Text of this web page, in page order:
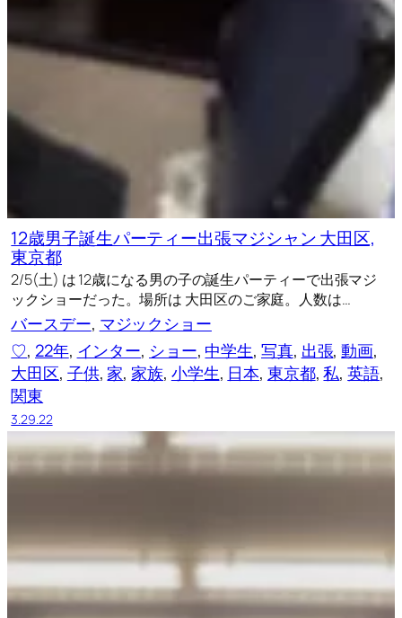
12歳男子誕生パーティー出張マジシャン 大田区,
東京都
2/5(土) は 12歳になる男の子の誕生パーティーで出張マジ
ックショーだった。場所は 大田区のご家庭。人数は…
バースデー, マジックショー
♡, 22年, インター, ショー, 中学生, 写真, 出張, 動画
大田区, 子供, 家, 家族, 小学生, 日本, 東京都, 私, 英語
関東
3.29.22